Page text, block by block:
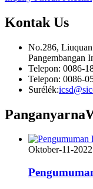
Kontak Us
No.286,
Pangembangan
Telepon: 0086-
Telepon: 0086-
Surélék:
Panganyarna
Oktober-11-2022